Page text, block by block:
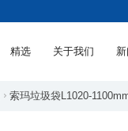
精选 关于我们
索玛垃圾袋L1020-